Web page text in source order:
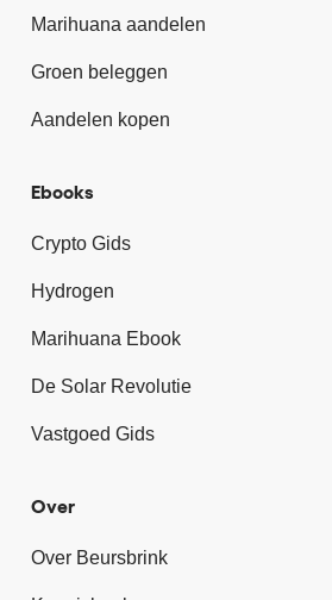
Marihuana aandelen
Groen beleggen
Aandelen kopen
Ebooks
Crypto Gids
Hydrogen
Marihuana Ebook
De Solar Revolutie
Vastgoed Gids
Over
Over Beursbrink